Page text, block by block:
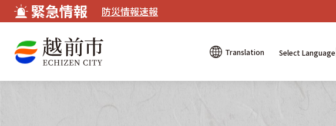
緊急情報 防災情報速報
Translation
Select Language